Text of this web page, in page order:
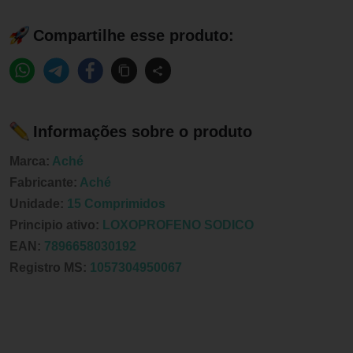
Compartilhe esse produto:
Informações sobre o produto
Marca: Aché
Fabricante: Aché
Unidade: 15 Comprimidos
Principio ativo: LOXOPROFENO SODICO
EAN: 7896658030192
Registro MS: 1057304950067